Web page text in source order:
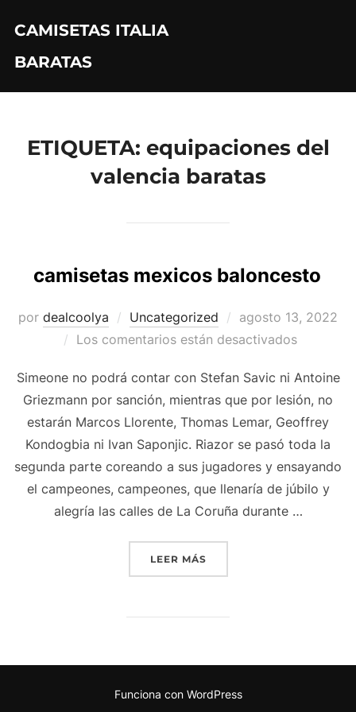
contenido
CAMISETAS ITALIA
BARATAS
ETIQUETA: equipaciones del
valencia baratas
camisetas mexicos baloncesto
por dealcoolya Uncategorized
Publicado
el
agosto 13, 2022
Los comentarios están desactivados
Simeone no podrá contar con Stefan Savic ni Antoine
Griezmann por sanción, mientras que por lesión, no
estarán Marcos Llorente, Thomas Lemar, Geoffrey
Kondogbia ni Ivan Saponjic. Riazor se pasó toda la
segunda parte coreando a sus jugadores y ensayando
el campeones, campeones, que llenaría de júbilo y
alegría las calles de La Coruña durante …
LEER MÁS«CAMISETAS MEXICOS
Funciona con WordPress